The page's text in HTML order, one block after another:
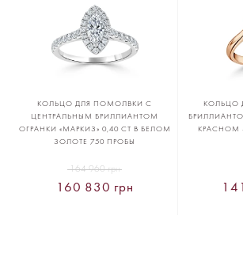
КОЛЬЦО ДЛЯ ПОМОЛВКИ С
ЦЕНТРАЛЬНЫМ БРИЛЛИАНТОМ
ОГРАНКИ «МАРКИЗ» 0,40 CT В БЕЛОМ
ЗОЛОТЕ 750 ПРОБЫ
160 830 грн
164 960 грн
КОЛЬЦО
КРАСНОМ